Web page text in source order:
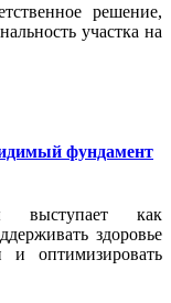
решение,
участка на
фундамент
выступает как
здоровье
и оптимизировать